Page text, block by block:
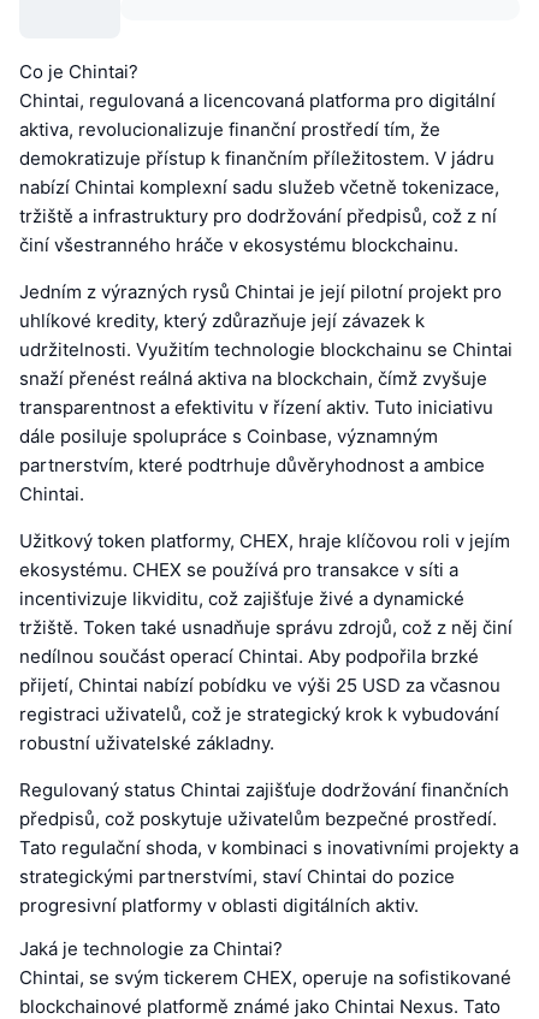
Co je Chintai?
Chintai, regulovaná a licencovaná platforma pro digitální
aktiva, revolucionalizuje finanční prostředí tím, že
demokratizuje přístup k finančním příležitostem. V jádru
nabízí Chintai komplexní sadu služeb včetně tokenizace,
tržiště a infrastruktury pro dodržování předpisů, což z ní
činí všestranného hráče v ekosystému blockchainu.
Jedním z výrazných rysů Chintai je její pilotní projekt pro
uhlíkové kredity, který zdůrazňuje její závazek k
udržitelnosti. Využitím technologie blockchainu se Chintai
snaží přenést reálná aktiva na blockchain, čímž zvyšuje
transparentnost a efektivitu v řízení aktiv. Tuto iniciativu
dále posiluje spolupráce s Coinbase, významným
partnerstvím, které podtrhuje důvěryhodnost a ambice
Chintai.
Užitkový token platformy, CHEX, hraje klíčovou roli v jejím
ekosystému. CHEX se používá pro transakce v síti a
incentivizuje likviditu, což zajišťuje živé a dynamické
tržiště. Token také usnadňuje správu zdrojů, což z něj činí
nedílnou součást operací Chintai. Aby podpořila brzké
přijetí, Chintai nabízí pobídku ve výši 25 USD za včasnou
registraci uživatelů, což je strategický krok k vybudování
robustní uživatelské základny.
Regulovaný status Chintai zajišťuje dodržování finančních
předpisů, což poskytuje uživatelům bezpečné prostředí.
Tato regulační shoda, v kombinaci s inovativními projekty a
strategickými partnerstvími, staví Chintai do pozice
progresivní platformy v oblasti digitálních aktiv.
Jaká je technologie za Chintai?
Chintai, se svým tickerem CHEX, operuje na sofistikované
blockchainové platformě známé jako Chintai Nexus. Tato